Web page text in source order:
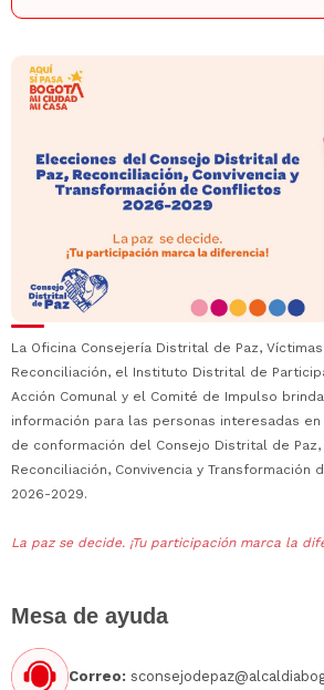
La Oficina Consejería Distrital de Paz,
Reconciliación, el Instituto Distrital de
Acción Comunal y el Comité de Impulso
información para las personas interesadas
de conformación del Consejo Distrital de Paz,
Reconciliación, Convivencia y Transformación
2026-2029.
La paz se decide. ¡Tu participación marca la
Mesa de ayuda
Correo: